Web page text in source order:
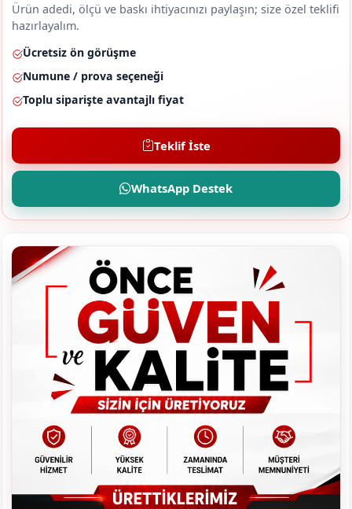
Ürün adedi, ölçü ve baskı ihtiyacınızı paylaşın; size özel teklifi
hazırlayalım.
Ücretsiz ön görüşme
Numune / prova seçeneği
Toplu siparişte avantajlı fiyat
Teklif İste
WhatsApp Destek